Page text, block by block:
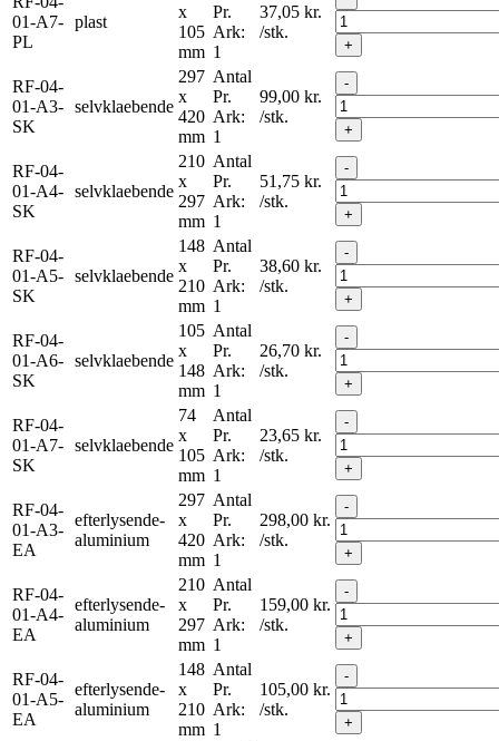
01-A7-
PL
plast
x
105
mm
Pr.
Ark:
1
37,05 kr.
/stk.
+
RF-04-
01-A3-
SK
selvklaebende
297
x
420
mm
Antal
Pr.
Ark:
1
99,00 kr.
/stk.
-
+
RF-04-
01-A4-
SK
selvklaebende
210
x
297
mm
Antal
Pr.
Ark:
1
51,75 kr.
/stk.
-
+
RF-04-
01-A5-
SK
selvklaebende
148
x
210
mm
Antal
Pr.
Ark:
1
38,60 kr.
/stk.
-
+
RF-04-
01-A6-
SK
selvklaebende
105
x
148
mm
Antal
Pr.
Ark:
1
26,70 kr.
/stk.
-
+
RF-04-
01-A7-
SK
selvklaebende
74
x
105
mm
Antal
Pr.
Ark:
1
23,65 kr.
/stk.
-
+
RF-04-
01-A3-
EA
efterlysende-
aluminium
297
x
420
mm
Antal
Pr.
Ark:
1
298,00 kr.
/stk.
-
+
RF-04-
01-A4-
EA
efterlysende-
aluminium
210
x
297
mm
Antal
Pr.
Ark:
1
159,00 kr.
/stk.
-
+
RF-04-
01-A5-
EA
efterlysende-
aluminium
148
x
210
mm
Antal
Pr.
Ark:
1
105,00 kr.
/stk.
-
+